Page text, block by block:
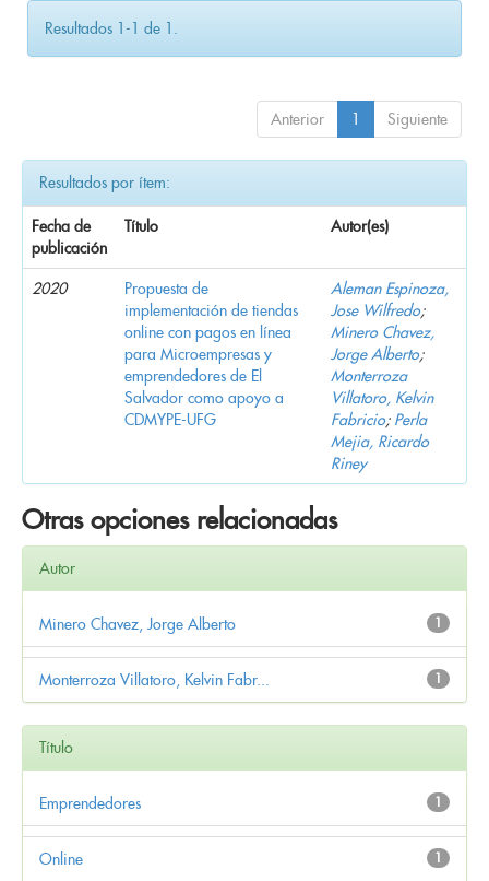
Resultados 1-1 de 1.
Anterior 1 Siguiente
Resultados por ítem:
Fecha de
publicación
Título Autor(es)
2020
Propuesta de
implementación de tiendas
online con pagos en línea
para Microempresas y
emprendedores de El
Salvador como apoyo a
CDMYPE-UFG
Aleman Espinoza,
Jose Wilfredo;
Minero Chavez,
Jorge Alberto;
Monterroza
Villatoro, Kelvin
Fabricio; Perla
Mejia, Ricardo
Riney
Otras opciones relacionadas
Autor
1
Minero Chavez, Jorge Alberto
1
Monterroza Villatoro, Kelvin Fabr...
Título
1
Emprendedores
1
Online